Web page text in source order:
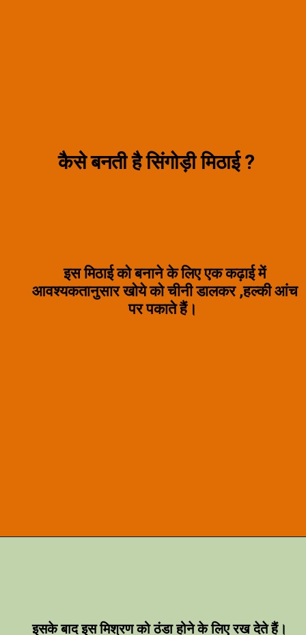
कैसे बनती है सिंगोड़ी मिठाई ?
इस मिठाई को बनाने के लिए एक कढ़ाई में
आवश्यकतानुसार खोये को चीनी डालकर ,हल्की आंच
पर पकाते हैं।
इसके बाद इस मिश्रण को ठंडा होने के लिए रख देते हैं।